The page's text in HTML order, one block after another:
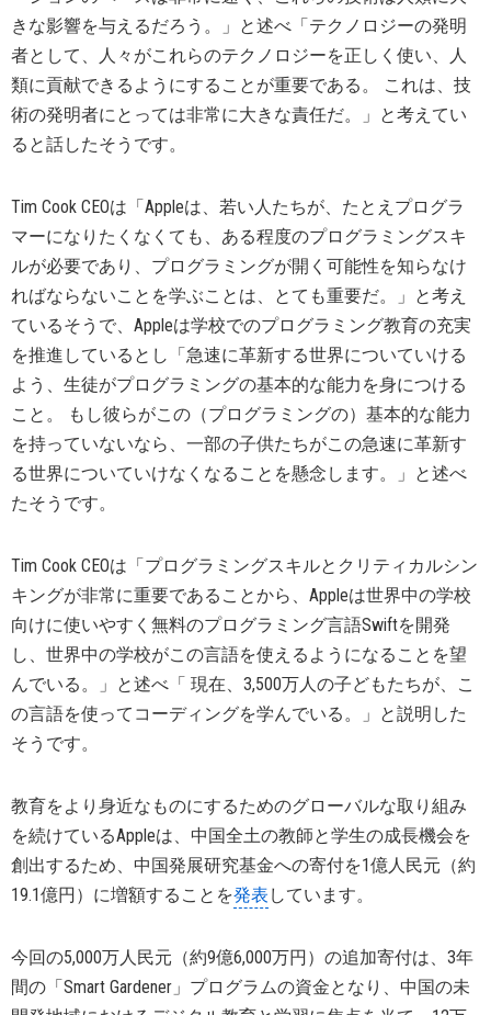
きな影響を与えるだろう。」と述べ「テクノロジーの発明
者として、人々がこれらのテクノロジーを正しく使い、人
類に貢献できるようにすることが重要である。 これは、技
術の発明者にとっては非常に大きな責任だ。」と考えてい
ると話したそうです。
Tim Cook CEOは「Appleは、若い人たちが、たとえプログラ
マーになりたくなくても、ある程度のプログラミングスキ
ルが必要であり、プログラミングが開く可能性を知らなけ
ればならないことを学ぶことは、とても重要だ。」と考え
ているそうで、Appleは学校でのプログラミング教育の充実
を推進しているとし「急速に革新する世界についていける
よう、生徒がプログラミングの基本的な能力を身につける
こと。 もし彼らがこの（プログラミングの）基本的な能力
を持っていないなら、一部の子供たちがこの急速に革新す
る世界についていけなくなることを懸念します。」と述べ
たそうです。
Tim Cook CEOは「プログラミングスキルとクリティカルシン
キングが非常に重要であることから、Appleは世界中の学校
向けに使いやすく無料のプログラミング言語Swiftを開発
し、世界中の学校がこの言語を使えるようになることを望
んでいる。」と述べ「 現在、3,500万人の子どもたちが、こ
の言語を使ってコーディングを学んでいる。」と説明した
そうです。
教育をより身近なものにするためのグローバルな取り組み
を続けているAppleは、中国全土の教師と学生の成長機会を
創出するため、中国発展研究基金への寄付を1億人民元（約
19.1億円）に増額することを発表 しています。
今回の5,000万人民元（約9億6,000万円）の追加寄付は、3年
間の「Smart Gardener」プログラムの資金となり、中国の未